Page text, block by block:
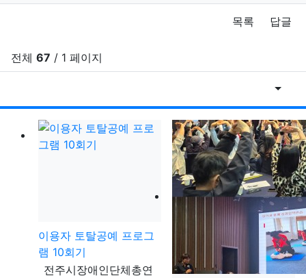
목록 답글
전체 67 / 1 페이지
날짜
이용자 토탈공예 프로그
램 10회기
등록자
전주시장애인단체총연